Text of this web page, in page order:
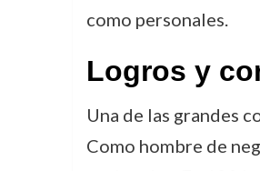
como personales.
Logros y
Una de las grandes
Como hombre de